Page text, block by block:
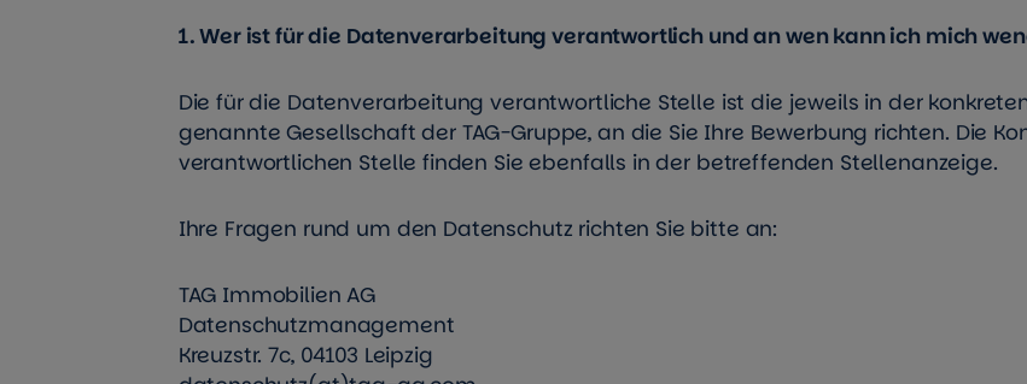
1. Wer ist für die Datenverarbeitung verantwortlich und an wen kann ich mich
Die für die Datenverarbeitung verantwortliche Stelle ist die jeweils in der
genannte Gesellschaft der TAG-Gruppe, an die Sie Ihre Bewerbung richten. Die
verantwortlichen Stelle finden Sie ebenfalls in der betreffenden Stellenanzeige.
Ihre Fragen rund um den Datenschutz richten Sie bitte an:
TAG Immobilien AG
Datenschutzmanagement
Kreuzstr. 7c, 04103 Leipzig